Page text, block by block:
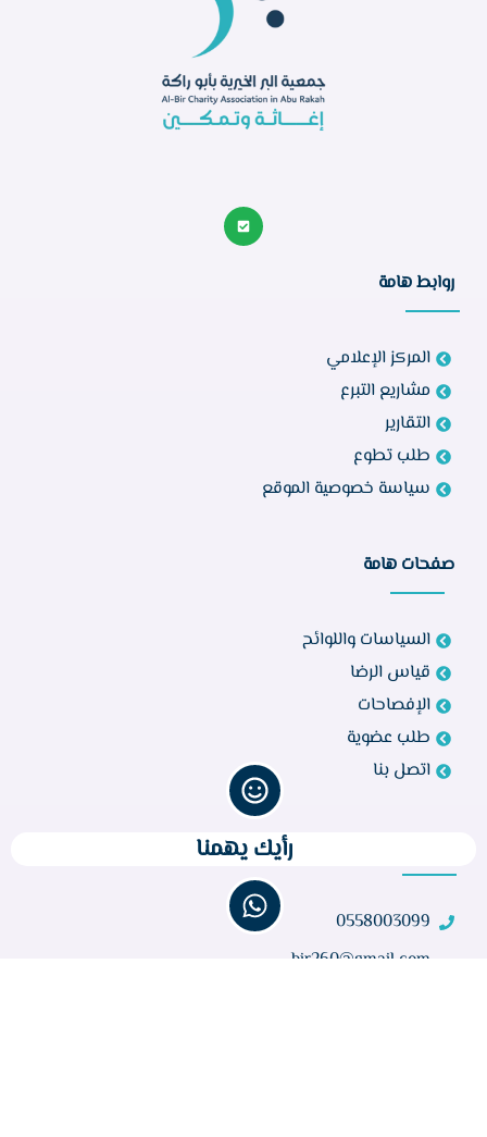
روابط هامة
المركز الإعلامي
مشاريع التبرع
التقارير
طلب تطوع
سياسة خصوصية الموقع
صفحات هامة
السياسات واللوائح
قياس الرضا
الإفصاحات
طلب عضوية
اتصل بنا
0558003099
bir260@gmail.com
رأيك يهمنا